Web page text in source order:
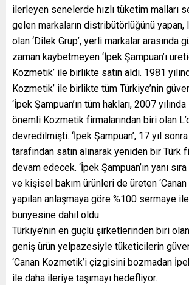
ilerleyen senelerde hızlı tüketim malları
gelen markaların distribütörlüğünü
olan ‘Dilek Grup’, yerli markalar arasında
zaman kaybetmeyen ‘İpek Şampuan’ı
Kozmetik’ ile birlikte satın aldı. 1981
Kozmetik’ ile birlikte tüm Türkiye’nin
‘İpek Şampuan’ın tüm hakları, 2007
önemli Kozmetik firmalarından biri olan
devredilmişti. ‘İpek Şampuan’, 17 yıl sonra
tarafından satın alınarak yeniden bir Türk
devam edecek. ‘İpek Şampuan’ın yanı
ve kişisel bakım ürünleri de üreten ‘Canan
yapılan anlaşmaya göre %100 sermaye ile
bünyesine dahil oldu.
Türkiye’nin en güçlü şirketlerinden biri olan
geniş ürün yelpazesiyle tüketicilerin
‘Canan Kozmetik’i çizgisini bozmadan
ile daha ileriye taşımayı hedefliyor.